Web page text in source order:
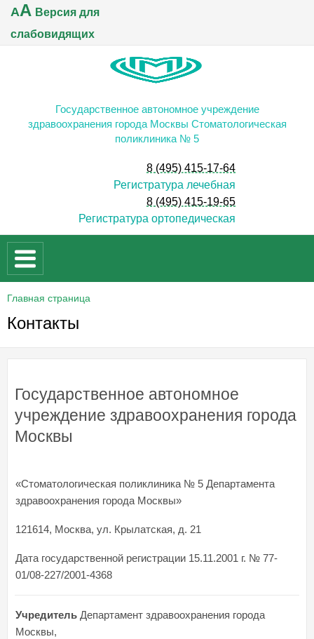
AA Версия для
слабовидящих
Государственное автономное учреждение
здравоохранения города Москвы Стоматологическая
поликлиника № 5
8 (495) 415-17-64
Регистратура лечебная
8 (495) 415-19-65
Регистратура ортопедическая
Главная страница
Контакты
Государственное автономное
учреждение здравоохранения города
Москвы
«Стоматологическая поликлиника № 5 Департамента
здравоохранения города Москвы»
121614, Москва, ул. Крылатская, д. 21
Дата государственной регистрации 15.11.2001 г. № 77-
01/08-227/2001-4368
Учредитель Департамент здравоохранения города
Москвы,